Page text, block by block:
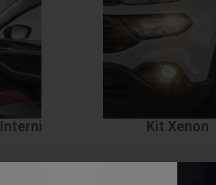
Kit Xenon